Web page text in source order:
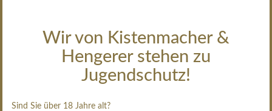
Wir von Kistenmacher &
Hengerer stehen zu
Jugendschutz!
Sind Sie über 18 Jahre alt?
halbtrocken
restsüß
weißgekeltert